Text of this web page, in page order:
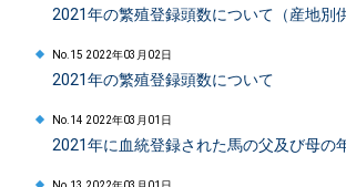
2021年の繁殖登録頭数について（産地別
No.15 2022年03月02日
2021年の繁殖登録頭数について
No.14 2022年03月01日
2021年に血統登録された馬の父及び母の